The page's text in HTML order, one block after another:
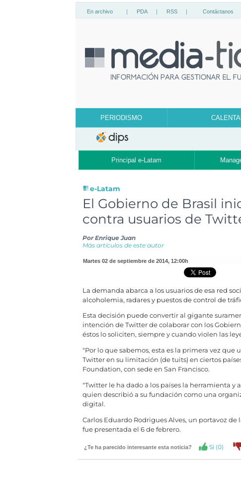
En archivo | PDA | RSS | Contáctanos
PERIODISMO
Principal e-Latam
e-Latam
El Gobierno de Brasil
contra usuarios de
PorEnrique Juan
Más artículos de este autor
martes 02 de septiembre de 2014, 12:00h
La demanda abarca a los usuarios de esa red
alcoholemia, radares y puestos de control de
Esta decisión puede convertir al gigante
intención de Twitter de colaborar con los
éstos lo soliciten, siempre y cuando violen las
"Por lo que sabemos, esta es la primera vez
Twitter en su limitación (de tuits) en ciertos
Foundation, con sede en San Francisco.
"Twitter le ha dado a los países la herramienta y
quien describió a su fundación como una
digital.
Carlos Eduardo Rodrigues Alves, un portavoz
fue presentada el 6 de febrero.
¿Te ha parecido interesante esta noticia? Si (0)